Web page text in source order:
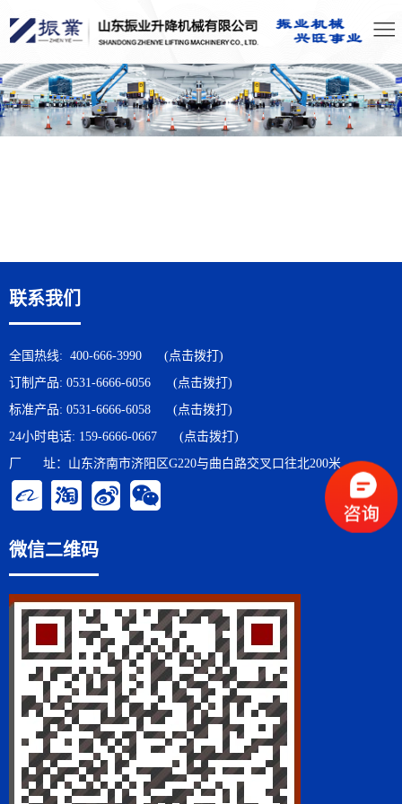
联系我们
全国热线: 400-666-3990
(点击拨打)
订制产品: 0531-6666-6056
(点击拨打)
标准产品: 0531-6666-6058
(点击拨打)
24小时电话: 159-6666-0667
(点击拨打)
厂 址：山东济南市济阳区G220与曲白路交叉口往北200米
微信二维码